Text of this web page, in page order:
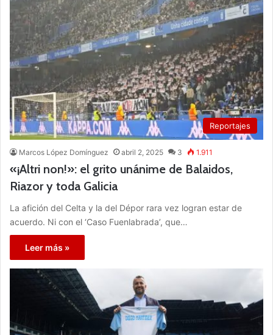
Reportajes
Marcos López Domínguez abril 2, 2025 3 1.911
«¡Altri non!»: el grito unánime de Balaidos,
Riazor y toda Galicia
La afición del Celta y la del Dépor rara vez logran estar de
acuerdo. Ni con el ‘Caso Fuenlabrada’, que…
Leer más »